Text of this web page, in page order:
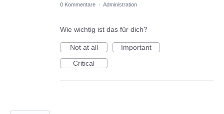
0 Kommentare · Administration
Wie wichtig ist das für dich?
Not at all
Important
Critical